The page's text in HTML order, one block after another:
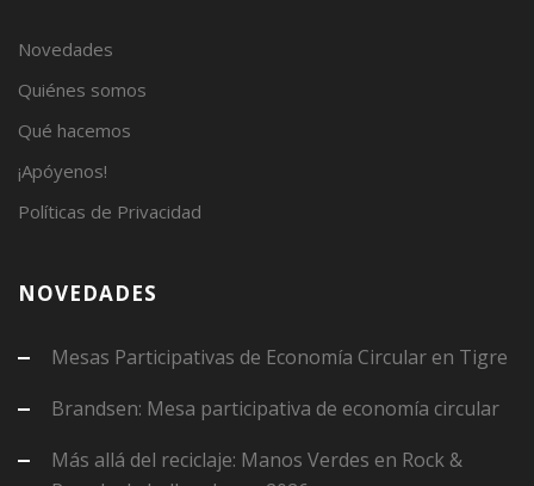
Novedades
Quiénes somos
Qué hacemos
¡Apóyenos!
Políticas de Privacidad
NOVEDADES
Mesas Participativas de Economía Circular en Tigre
Brandsen: Mesa participativa de economía circular
Más allá del reciclaje: Manos Verdes en Rock &